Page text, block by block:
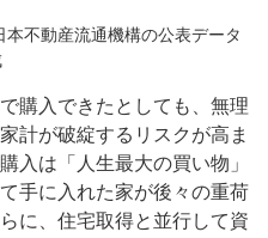
本不動産流通機構の公表データ
購入できたとしても、無理
計が破綻するリスクが高ま
入は「人生最大の買い物」
手に入れた家が後々の重荷
に、住宅取得と並行して資